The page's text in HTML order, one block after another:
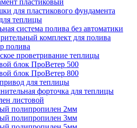
для пластикового фундамента
теплицы
система полива без автоматики
комплект для полива
полива
проветривание теплицы
блок ПроВетер 500
блок ПроВетер 800
для теплицы
форточка для теплицы
листовой
полипропилен 2мм
полипропилен 3мм